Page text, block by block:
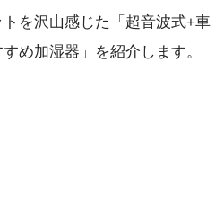
を沢山感じた「超音波式+車
め加湿器」を紹介します。